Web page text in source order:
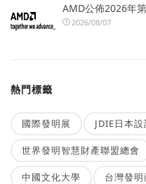
AMD公佈2026年
2026/08/07
熱門標籤
國際發明展 JDIE日本
世界發明智慧財產聯盟總會
中國文化大學 台灣發